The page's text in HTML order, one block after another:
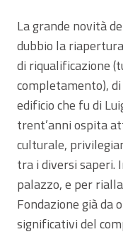
La grande novità
dubbio la
di riqualificazione
completamento),
edificio che fu di
trent’anni ospita
culturale,
tra i diversi saperi.
palazzo, e per
Fondazione già da
significativi del